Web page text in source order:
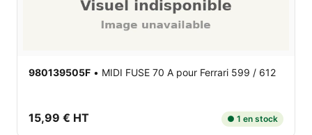
980139505F • MIDI FUSE 70 A pour Ferrari 599 / 612
15,99 € HT ● 1 en stock